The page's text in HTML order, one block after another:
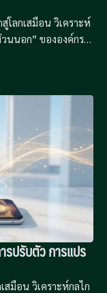
โลกเสมือน วิเคราะห์
นนอก” ขององค์กร
หนื่อยล้าทางดิจิทัล
ปรับตัว การแปร
สมือน วิเคราะห์กลไก